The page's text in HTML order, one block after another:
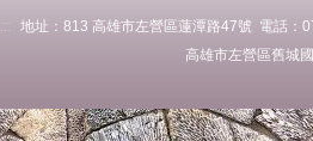
:::
地址：813 高雄市左營區蓮潭路47號 電話
高雄市左營區舊城